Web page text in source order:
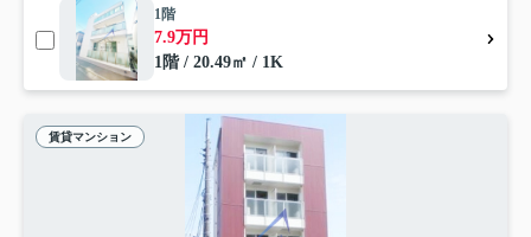
1階
7.9万円
1階 / 20.49㎡ / 1K
賃貸マンション